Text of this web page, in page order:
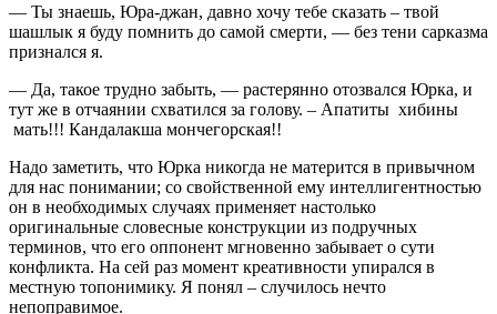
— Ты знаешь, Юра-джан, давно хочу тебе сказать – твой
шашлык я буду помнить до самой смерти, — без тени сарказма
признался я.
— Да, такое трудно забыть, — растерянно отозвался Юрка, и
тут же в отчаянии схватился за голову. – Апатиты хибины
мать!!! Кандалакша мончегорская!!
Надо заметить, что Юрка никогда не матерится в привычном
для нас понимании; со свойственной ему интеллигентностью
он в необходимых случаях применяет настолько
оригинальные словесные конструкции из подручных
терминов, что его оппонент мгновенно забывает о сути
конфликта. На сей раз момент креативности упирался в
местную топонимику. Я понял – случилось нечто
непоправимое.